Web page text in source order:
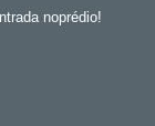
noprédio!